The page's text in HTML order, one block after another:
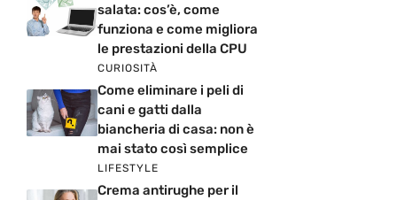
salata: cos’è, come
funziona e come migliora
le prestazioni della CPU
CURIOSITÀ
Come eliminare i peli di
cani e gatti dalla
biancheria di casa: non è
mai stato così semplice
LIFESTYLE
Crema antirughe per il